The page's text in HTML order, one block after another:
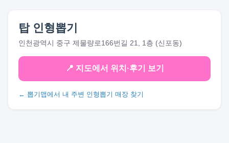
탑 인형뽑기
인천광역시 중구 제물량로166번길 21, 1층 (신포동)
📍 지도에서 위치·후기 보기
← 뽑기맵에서 내 주변 인형뽑기 매장 찾기